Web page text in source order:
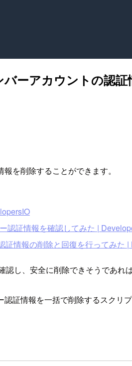
ーアカウントの認
を削除することができます。
認証情報を確認してみた |
情報の削除と回復を行ってみた |
し、安全に削除できそうであ
証情報を一括で削除するスクリ